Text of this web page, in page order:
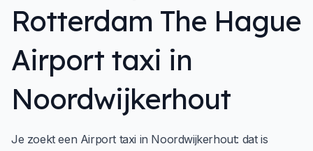
Rotterdam The Hague
Airport taxi in
Noordwijkerhout
Je zoekt een Airport taxi in Noordwijkerhout: dat is